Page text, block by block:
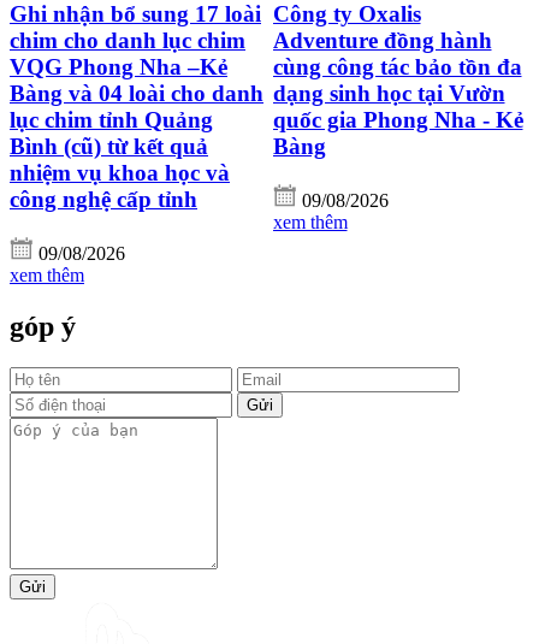
Ghi nhận bổ sung 17 loài
chim cho danh lục chim
VQG Phong Nha –Kẻ
Bàng và 04 loài cho danh
lục chim tỉnh Quảng
Bình (cũ) từ kết quả
nhiệm vụ khoa học và
công nghệ cấp tỉnh
09/08/2026
xem thêm
Công ty Oxalis
Adventure đồng hành
cùng công tác bảo tồn đa
dạng sinh học tại Vườn
quốc gia Phong Nha - Kẻ
Bàng
09/08/2026
xem thêm
góp ý
Gửi
Gửi